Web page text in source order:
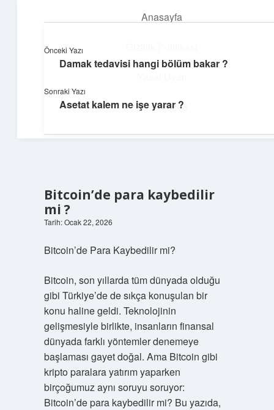
Anasayfa
Hakkımızda
Dijital Dünya Günlüğü
Bitcoin’de para kaybedilir
mi ?
Tarih: Ocak 22, 2026
Bitcoin’de Para Kaybedilir mi?
Bitcoin, son yıllarda tüm dünyada olduğu
gibi Türkiye’de de sıkça konuşulan bir
konu haline geldi. Teknolojinin
gelişmesiyle birlikte, insanların finansal
dünyada farklı yöntemler denemeye
başlaması gayet doğal. Ama Bitcoin gibi
kripto paralara yatırım yaparken
birçoğumuz aynı soruyu soruyor:
Bitcoin’de para kaybedilir mi? Bu yazıda,
Önceki Yazı
Damak tedavisi hangi bölüm bakar ?
Sonraki Yazı
Asetat kalem ne işe yarar ?